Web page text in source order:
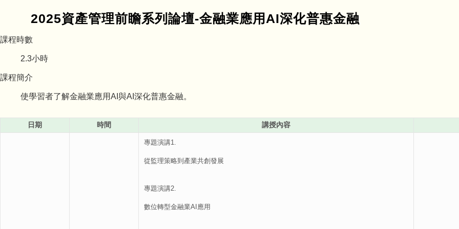
2025資產管理前瞻系列論壇-金融業應用AI深化普惠金融
課程時數
2.3小時
課程簡介
使學習者了解金融業應用AI與AI深化普惠金融。
日期 時間 講授內容
專題演講1.
從監理策略到產業共創發展
專題演講2.
數位轉型金融業AI應用